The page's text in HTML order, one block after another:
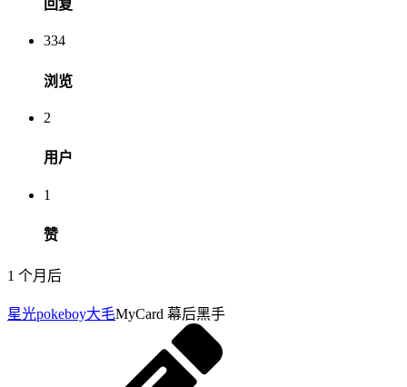
回复
334
浏览
2
用户
1
赞
1 个月后
星光pokeboy大毛MyCard 幕后黑手